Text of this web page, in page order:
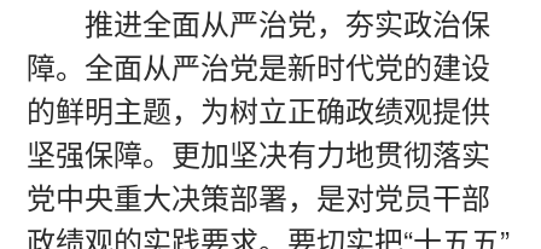
推进全面从严治党，夯实政治保
障。全面从严治党是新时代党的建设
的鲜明主题，为树立正确政绩观提供
坚强保障。更加坚决有力地贯彻落实
党中央重大决策部署，是对党员干部
政绩观的实践要求。要切实把“十五五”